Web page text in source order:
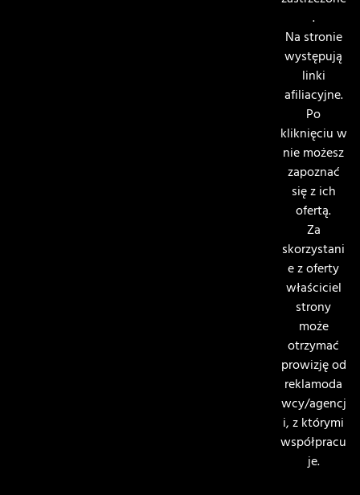
.
Na stronie
występują
linki
afiliacyjne.
Po
kliknięciu w
nie możesz
zapoznać
się z ich
ofertą.
Za
skorzystani
e z oferty
właściciel
strony
może
otrzymać
prowizję od
reklamoda
wcy/agencj
i, z którymi
współpracu
je.